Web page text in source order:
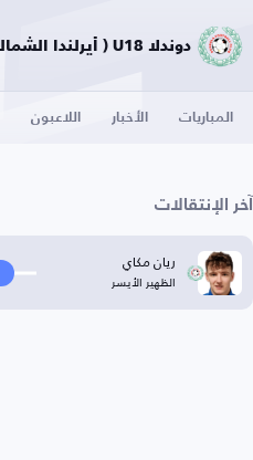
دوندلا U18 ( أيرلندا الشمالية )
المباريات الأخبار اللاعبون
آخر الإنتقالات
ريان مكاي
الظهير الأيسر